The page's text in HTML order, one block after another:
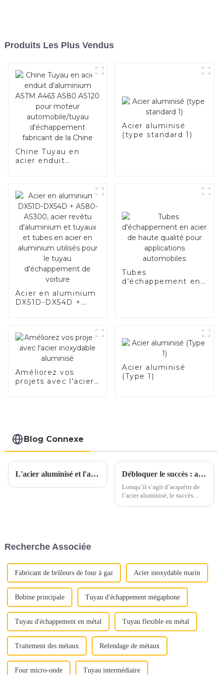
Produits Les Plus Vendus
Chine Tuyau en
acier enduit
automobile/tuyau
d'échappement
fabricant de la
Chine
Acier aluminisé
(type standard 1)
Acier en aluminium
DX51D-DX54D +
en acier en
aluminium utilisés
pour le tuyau
voiture
Tubes
d'échappement en
Améliorez vos
projets avec l'acier
Acier aluminisé
(Type 1)
Blog Connexe
L'acier aluminisé et l'acier inoxydable aluminisé sont-ils parents ? Débloquer le succès : aspects clés de l’achat d’acier aluminisé
Lorsqu’il s’agit d’acquérir de
l’acier aluminisé, le succès
Recherche Associée
Fabricant de brûleurs de four à gaz Acier inoxydable marin
Bobine principale Tuyau d'échappement mégaphone
Tuyau d'échappement en métal Tuyau flexible en métal
Traitement des métaux Refendage de métaux
Four micro-onde Tuyau intermédiaire